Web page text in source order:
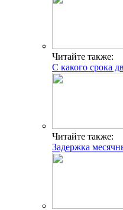
Читайте также:
С какого срока
Читайте также:
Задержка